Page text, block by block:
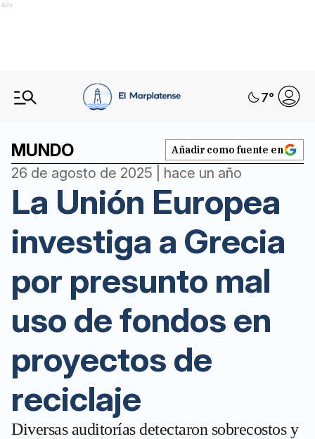
Ads
7°
MUNDO Añadir como fuente en
26 de agosto de 2025 | hace un año
La Unión Europea
investiga a Grecia
por presunto mal
uso de fondos en
proyectos de
reciclaje
Diversas auditorías detectaron sobrecostos y